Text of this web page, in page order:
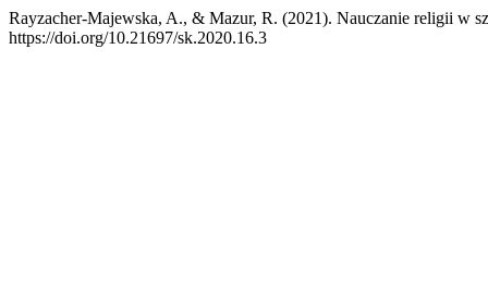
Rayzacher-Majewska, A., & Mazur, R. (2021). Nauczanie religii w
https://doi.org/10.21697/sk.2020.16.3